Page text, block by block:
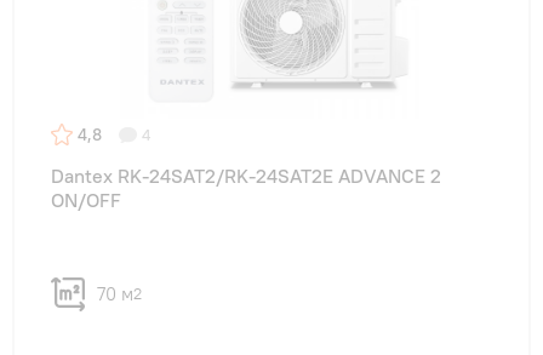
4,8 4
Dantex RK-24SAT2/RK-24SAT2E ADVANCE 2
ON/OFF
70 м2